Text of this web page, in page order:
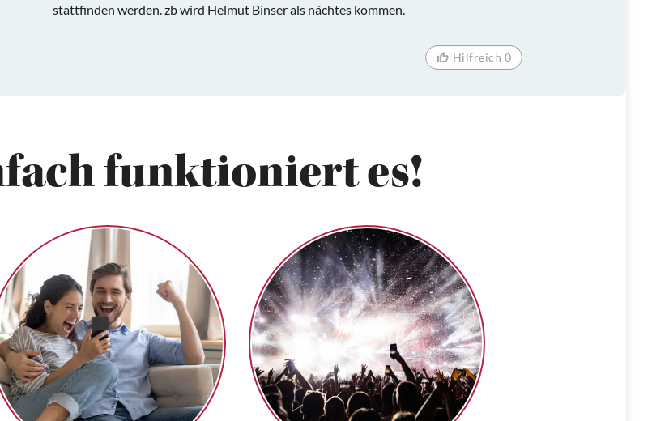
stattfinden werden. zb wird Helmut Binser als nächtes kommen.
Hilfreich 0
funktioniert es!